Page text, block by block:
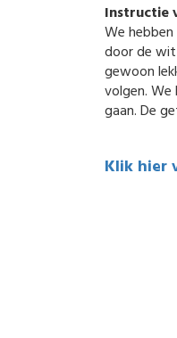
Instructie
We
door de
gewoon
volgen.
gaan. De
Klik hier